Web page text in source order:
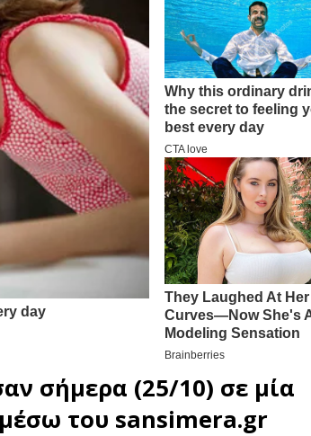
σήμερα (25/10) σε μία
μέσω του sansimera.gr